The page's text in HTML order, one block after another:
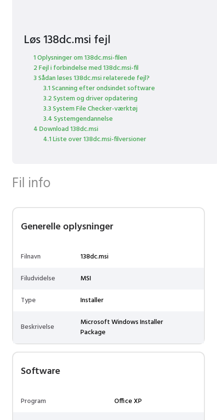
Løs 138dc.msi fejl
1 Oplysninger om 138dc.msi-filen
2 Fejl i forbindelse med 138dc.msi-fil
3 Sådan løses 138dc.msi relaterede fejl?
3.1 Scanning efter ondsindet software
3.2 System og driver opdatering
3.3 System File Checker-værktøj
3.4 Systemgendannelse
4 Download 138dc.msi
4.1 Liste over 138dc.msi-filversioner
Fil info
Generelle oplysninger
Filnavn
138dc.msi
Filudvidelse
MSI
Type
Installer
Beskrivelse
Microsoft Windows Installer
Package
Software
Program
Office XP